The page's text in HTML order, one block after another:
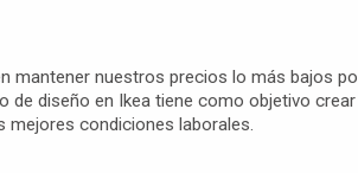
mantener nuestros precios lo más bajos
de diseño en Ikea tiene como objetivo
mejores condiciones laborales.